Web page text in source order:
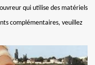
qui utilise des matériels
complémentaires, veuillez